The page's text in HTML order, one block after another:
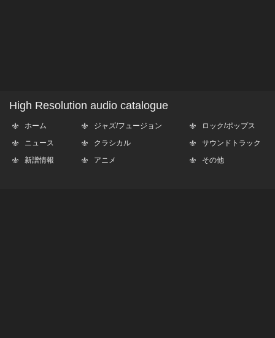
High Resolution audio catalogue
ホーム
ニュース
新譜情報
ジャズ/フュージョン
クラシカル
アニメ
ロック/ポップス
サウンドトラック
その他